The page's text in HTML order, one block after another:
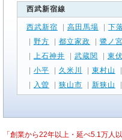
西武新宿線
西武新宿 高田馬場 下
野方 都立家政 鷺ノ宮
上石神井 武蔵関 東
小平 久米川 東村山
入曽 狭山市 新狭山
「創業から22年以上・延べ5.1万人